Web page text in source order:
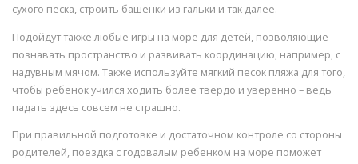
сухого песка, строить башенки из гальки и так далее.
Подойдут также любые игры на море для детей, позволяющие
познавать пространство и развивать координацию, например, с
надувным мячом. Также используйте мягкий песок пляжа для того,
чтобы ребенок учился ходить более твердо и уверенно – ведь
падать здесь совсем не страшно.
При правильной подготовке и достаточном контроле со стороны
родителей, поездка с годовалым ребенком на море поможет